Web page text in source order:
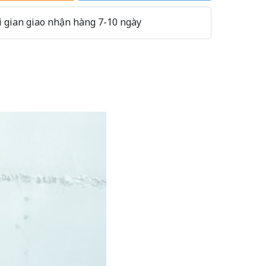
giao nhận hàng 7-10 ngày